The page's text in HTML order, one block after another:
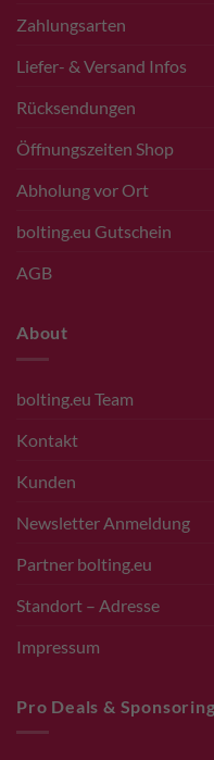
Zahlungsarten
Liefer- & Versand Infos
Rücksendungen
Öffnungszeiten Shop
Abholung vor Ort
bolting.eu Gutschein
AGB
About
bolting.eu Team
Kontakt
Kunden
Newsletter Anmeldung
Partner bolting.eu
Standort – Adresse
Impressum
Pro Deals & Sponsoring